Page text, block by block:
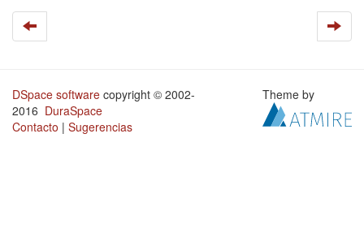
DSpace software copyright © 2002-
2016 DuraSpace
Contacto | Sugerencias
Theme by